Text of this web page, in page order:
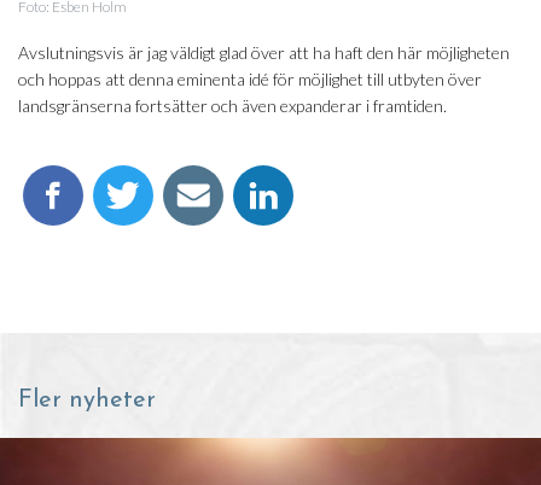
Foto: Esben Holm
Avslutningsvis är jag väldigt glad över att ha haft den här möjligheten
och hoppas att denna eminenta idé för möjlighet till utbyten över
landsgränserna fortsätter och även expanderar i framtiden.
Fler nyheter